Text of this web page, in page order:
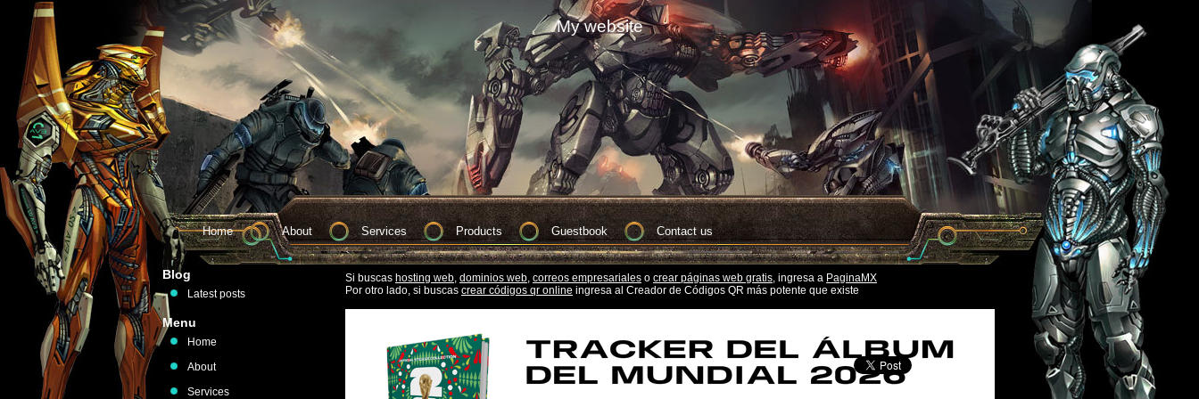
My website
Home About Services Products Guestbook Contact us
Blog
Latest posts
Menu
Home
About
Services
Si buscas hosting web, dominios web, correos empresariales o crear páginas web gratis, ingresa a PaginaMX
Por otro lado, si buscas crear códigos qr online ingresa al Creador de Códigos QR más potente que existe